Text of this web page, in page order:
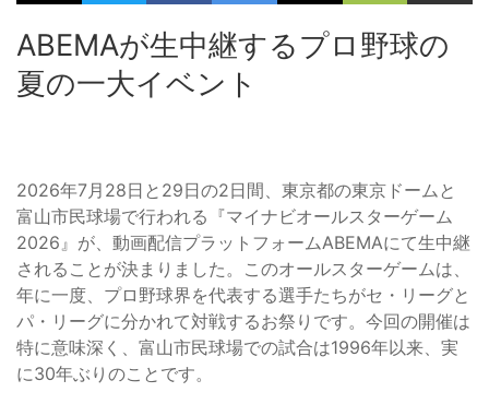
ABEMAが生中継するプロ野球の
夏の一大イベント
2026年7月28日と29日の2日間、東京都の東京ドームと
富山市民球場で行われる『マイナビオールスターゲーム
2026』が、動画配信プラットフォームABEMAにて生中継
されることが決まりました。このオールスターゲームは、
年に一度、プロ野球界を代表する選手たちがセ・リーグと
パ・リーグに分かれて対戦するお祭りです。今回の開催は
特に意味深く、富山市民球場での試合は1996年以来、実
に30年ぶりのことです。